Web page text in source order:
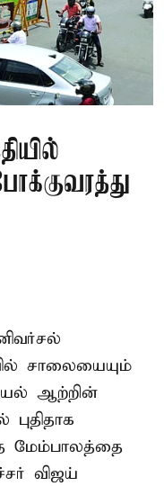
சாலையையும்
ஆற்றின்
மேம்பாலத்தை
விஜய்